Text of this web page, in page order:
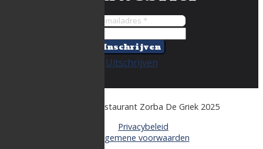
Inschrijven
Uitschrijven
Copyright © Restaurant Zorba De Griek 2025
Privacybeleid
Algemene voorwaarden